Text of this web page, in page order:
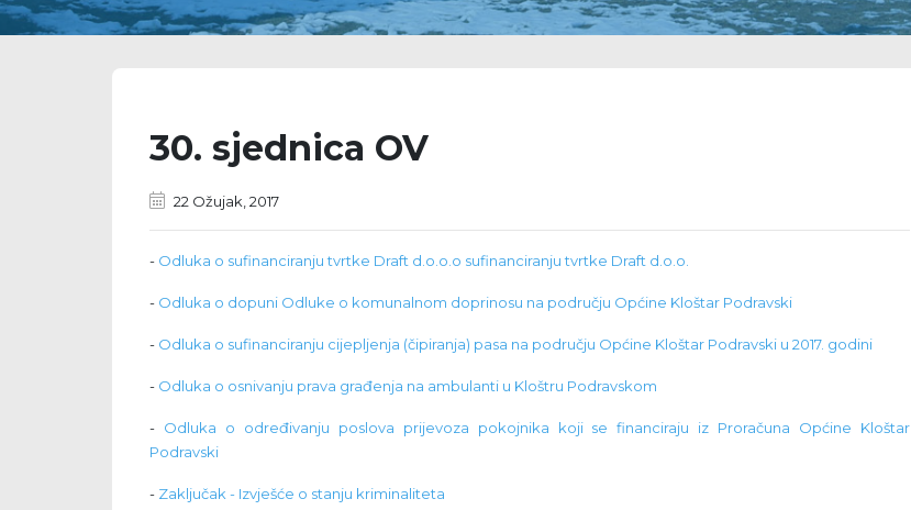
30. sjednica OV
22 Ožujak, 2017
- Odluka o sufinanciranju tvrtke Draft d.o.o.o sufinanciranju tvrtke Draft d.o.o.
- Odluka o dopuni Odluke o komunalnom doprinosu na području Općine Kloštar Podravski
- Odluka o sufinanciranju cijepljenja (čipiranja) pasa na području Općine Kloštar Podravski u 2017. godini
- Odluka o osnivanju prava građenja na ambulanti u Kloštru Podravskom
- Odluka o određivanju poslova prijevoza pokojnika koji se financiraju iz Proračuna Općine Kloštar
Podravski
- Zaključak - Izvješće o stanju kriminaliteta